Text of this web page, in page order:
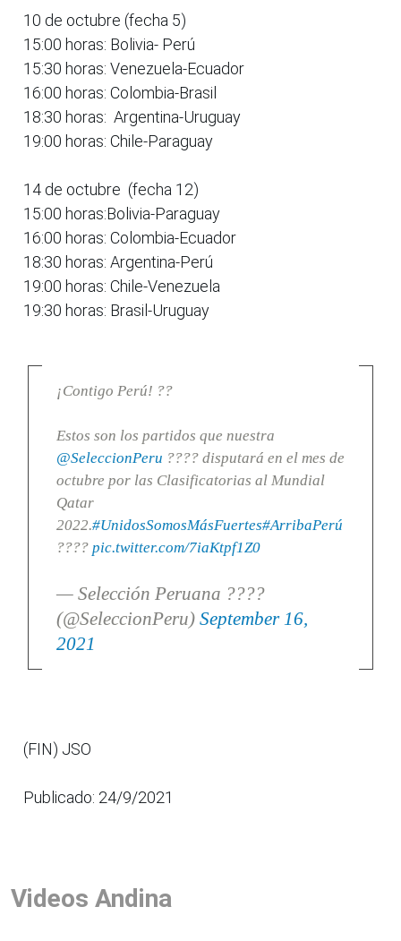
10 de octubre (fecha 5)
15:00 horas: Bolivia- Perú
15:30 horas: Venezuela-Ecuador
16:00 horas: Colombia-Brasil
18:30 horas: Argentina-Uruguay
19:00 horas: Chile-Paraguay
14 de octubre (fecha 12)
15:00 horas:Bolivia-Paraguay
16:00 horas: Colombia-Ecuador
18:30 horas: Argentina-Perú
19:00 horas: Chile-Venezuela
19:30 horas: Brasil-Uruguay
¡Contigo Perú! ??
Estos son los partidos que nuestra
@SeleccionPeru ???? disputará en el mes de
octubre por las Clasificatorias al Mundial
Qatar
2022.#UnidosSomosMásFuertes#ArribaPerú
???? pic.twitter.com/7iaKtpf1Z0
— Selección Peruana ????
(@SeleccionPeru) September 16,
2021
(FIN) JSO
Publicado: 24/9/2021
Videos Andina